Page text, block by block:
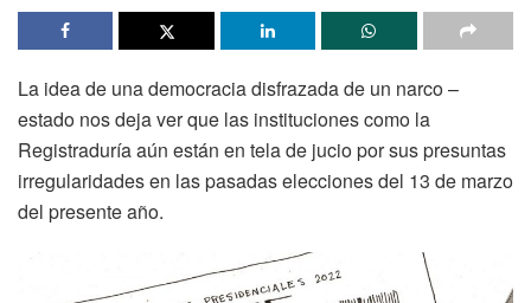
La idea de una democracia disfrazada de un narco –
estado nos deja ver que las instituciones como la
Registraduría aún están en tela de jucio por sus presuntas
irregularidades en las pasadas elecciones del 13 de marzo
del presente año.